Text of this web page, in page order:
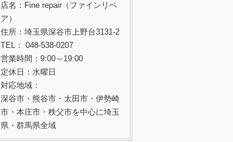
店名：Fine repair（ファインリペ
ア）
住所：埼玉県深谷市上野台3131-2
TEL： 048-538-0207
営業時間：9:00～19:00
定休日：水曜日
対応地域：
深谷市・熊谷市・太田市・伊勢崎
市・本庄市・秩父市を中心に埼玉
県・群馬県全域